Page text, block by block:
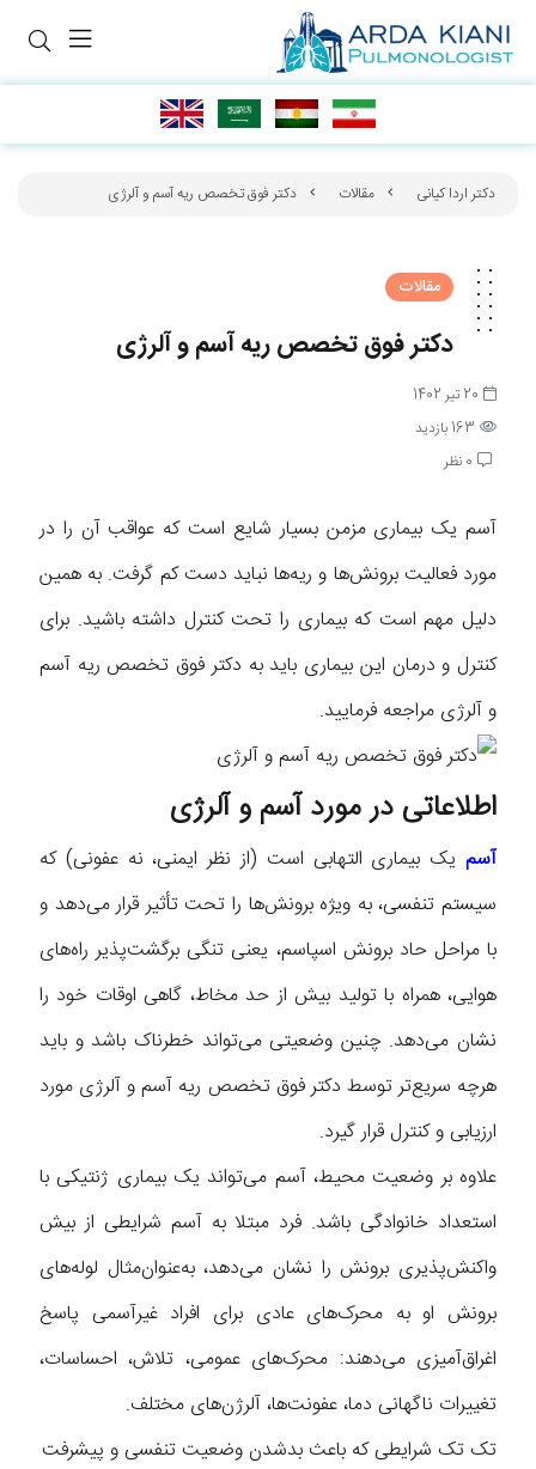
دکتر اردا کیانی مقالات دکتر فوق تخصص ریه آسم و آلرژی
مقالات
دکتر فوق تخصص ریه آسم و آلرژی
20 تیر 1402
163 بازدید
0 نظر
آسم یک بیماری مزمن بسیار شایع است که عواقب آن را در
مورد فعالیت برونش‌ها و ریه‌ها نباید دست کم گرفت. به همین
دلیل مهم است که بیماری را تحت کنترل داشته باشید. برای
کنترل و درمان این بیماری باید به دکتر فوق تخصص ریه آسم
و آلرژی مراجعه فرمایید.
اطلاعاتی در مورد آسم و آلرژی
آسم یک بیماری التهابی است (از نظر ایمنی، نه عفونی) که
سیستم تنفسی، به ویژه برونش‌ها را تحت تأثیر قرار می‌دهد و
با مراحل حاد برونش اسپاسم، یعنی تنگی برگشت‌پذیر راه‌های
هوایی، همراه با تولید بیش از حد مخاط، گاهی اوقات خود را
نشان می‌دهد. چنین وضعیتی می‌تواند خطرناک باشد و باید
هرچه سریع‌تر توسط دکتر فوق تخصص ریه آسم و آلرژی مورد
ارزیابی و کنترل قرار گیرد.
علاوه بر وضعیت محیط، آسم می‌تواند یک بیماری ژنتیکی با
استعداد خانوادگی باشد. فرد مبتلا به آسم شرایطی از بیش
واکنش‌پذیری برونش را نشان می‌دهد، به‌عنوان‌مثال لوله‌های
برونش او به محرک‌های عادی برای افراد غیرآسمی پاسخ
اغراق‌آمیزی می‌دهند: محرک‌های عمومی، تلاش، احساسات،
تغییرات ناگهانی دما، عفونت‌ها، آلرژن‌های مختلف.
تک تک شرایطی که باعث بدشدن وضعیت تنفسی و پیشرفت